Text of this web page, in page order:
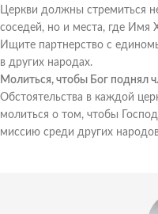
Церкви должны стремиться
соседей, но и места, где Имя
Ищите партнерство с
в других народах.
Молиться, чтобы Бог поднял
Обстоятельства в каждой
молиться о том, чтобы
миссию среди других